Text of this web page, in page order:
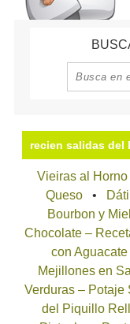
recien salidas del
Vieiras al Horno
Queso
Bourbon y
Chocolate –
con
Mejillones en
Verduras – Potaje
del Piquillo